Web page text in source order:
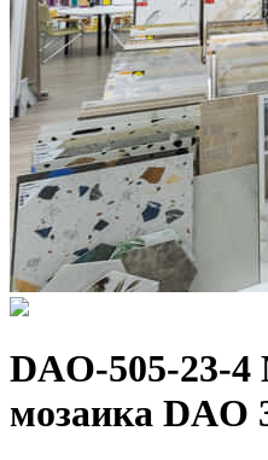
DAO-505-23-
мозаика DAO